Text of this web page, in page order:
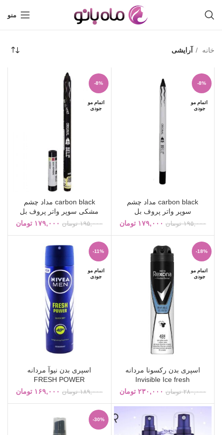
منو
خانه آرایشی
-8%
اتمام مو
جودی
carbon black مداد چشم
سوپر واتر پروف بل
۱۹۵,۰۰۰ تومان ۱۷۹,۰۰۰ تومان
-8%
اتمام مو
جودی
carbon black مداد چشم
مشکی سوپر واتر پروف بل
۱۹۵,۰۰۰ تومان ۱۷۹,۰۰۰ تومان
-18%
اتمام مو
جودی
اسپری بدن رکسونا مردانه
Invisible Ice fresh
۲۸۰,۰۰۰ تومان ۲۳۰,۰۰۰ تومان
-11%
اتمام مو
جودی
اسپری بدن نیوآ مردانه
FRESH POWER
۱۸۹,۰۰۰ تومان ۱۶۹,۰۰۰ تومان
-30%